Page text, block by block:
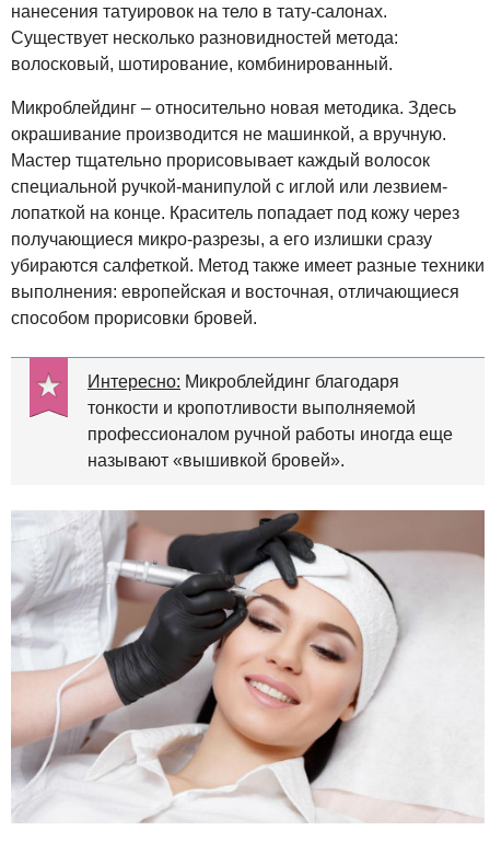
нанесения татуировок на тело в тату-салонах.
Существует несколько разновидностей метода:
волосковый, шотирование, комбинированный.
Микроблейдинг – относительно новая методика. Здесь
окрашивание производится не машинкой, а вручную.
Мастер тщательно прорисовывает каждый волосок
специальной ручкой-манипулой с иглой или лезвием-
лопаткой на конце. Краситель попадает под кожу через
получающиеся микро-разрезы, а его излишки сразу
убираются салфеткой. Метод также имеет разные техники
выполнения: европейская и восточная, отличающиеся
способом прорисовки бровей.
Интересно: Микроблейдинг благодаря
тонкости и кропотливости выполняемой
профессионалом ручной работы иногда еще
называют «вышивкой бровей».